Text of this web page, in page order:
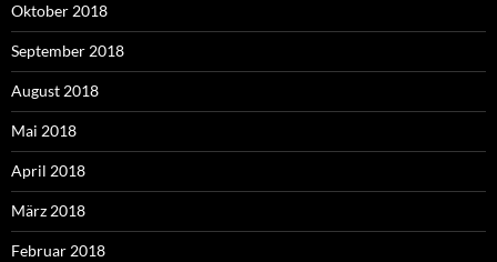
Oktober 2018
September 2018
August 2018
Mai 2018
April 2018
März 2018
Februar 2018